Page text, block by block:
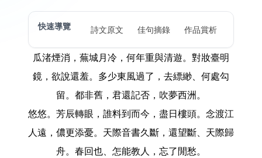
快速導覽 詩文原文 佳句摘錄 作品賞析
瓜渚煙消，蕪城月冷，何年重與清遊。對妝臺明
鏡，欲說還羞。多少東風過了，去縹緲、何處勾
留。都非舊，君還記否，吹夢西洲。
悠悠。芳辰轉眼，誰料到而今，盡日樓頭。念渡江
人遠，儂更添憂。天際音書久斷，還望斷、天際歸
舟。春回也、怎能教人，忘了閒愁。